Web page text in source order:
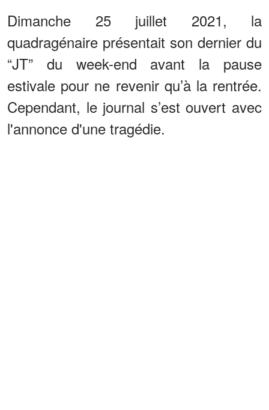
Dimanche 25 juillet 2021, la
quadragénaire présentait son dernier du
“JT” du week-end avant la pause
estivale pour ne revenir qu’à la rentrée.
Cependant, le journal s’est ouvert avec
l'annonce d'une tragédie.